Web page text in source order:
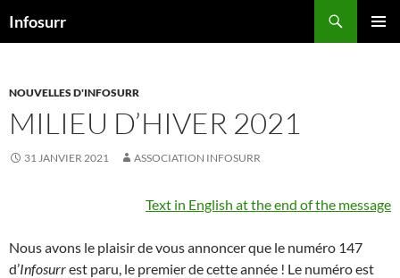
auInfosurr
NOUVELLES D'INFOSURR
MILIEU D’HIVER 2021
31 JANVIER 2021 ASSOCIATION INFOSURR
Text in English at the end of the message
Nous avons le plaisir de vous annoncer que le numéro 147
d’Infosurrest paru, le premier de cette année ! Le numéro est